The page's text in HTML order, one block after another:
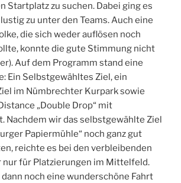
Startplatz zu suchen. Dabei ging es
zu unter den Teams. Auch eine
die sich weder auflösen noch
konnte die gute Stimmung nicht
Auf dem Programm stand eine
Ein Selbstgewähltes Ziel, ein
im Nümbrechter Kurpark sowie
„Double Drop“ mit
Nachdem wir das selbstgewählte Ziel
Papiermühle“ noch ganz gut
reichte es bei den verbleibenden
nur für Platzierungen im Mittelfeld.
noch eine wunderschöne Fahrt